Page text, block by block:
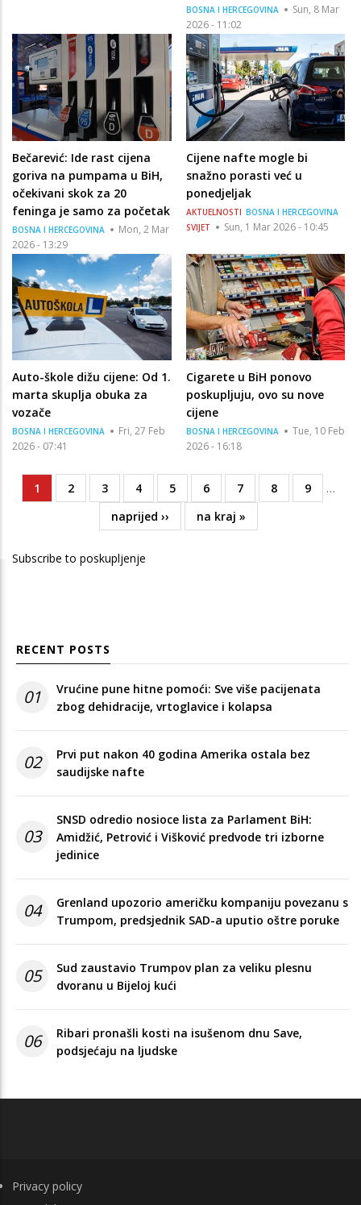
BOSNA I HERCEGOVINA
Sun, 8 Mar
2026 - 11:02
Bečarević: Ide rast cijena
goriva na pumpama u BiH,
očekivani skok za 20
feninga je samo za početak
BOSNA I HERCEGOVINA
Mon, 2 Mar
2026 - 13:29
Cijene nafte mogle bi
snažno porasti već u
ponedjeljak
AKTUELNOSTI BOSNA I HERCEGOVINA
SVIJET
Sun, 1 Mar 2026 - 10:45
Auto-škole dižu cijene: Od 1.
marta skuplja obuka za
vozače
BOSNA I HERCEGOVINA
Fri, 27 Feb
2026 - 07:41
Cigarete u BiH ponovo
poskupljuju, ovo su nove
cijene
BOSNA I HERCEGOVINA
Tue, 10 Feb
2026 - 16:18
Pagination
Current
page
1 Page
2 Page
3 Page
4 Page
5 Page
6 Page
7 Page
8 Page
9
…
Next
page
naprijed ››
Last
page
na kraj »
Subscribe to poskupljenje
RECENT POSTS
01
Vrućine pune hitne pomoći: Sve više pacijenata
zbog dehidracije, vrtoglavice i kolapsa
02
Prvi put nakon 40 godina Amerika ostala bez
saudijske nafte
03
SNSD odredio nosioce lista za Parlament BiH:
Amidžić, Petrović i Višković predvode tri izborne
jedinice
04
Grenland upozorio američku kompaniju povezanu s
Trumpom, predsjednik SAD-a uputio oštre poruke
05
Sud zaustavio Trumpov plan za veliku plesnu
dvoranu u Bijeloj kući
06
Ribari pronašli kosti na isušenom dnu Save,
podsjećaju na ljudske
FOOTER
Privacy policy